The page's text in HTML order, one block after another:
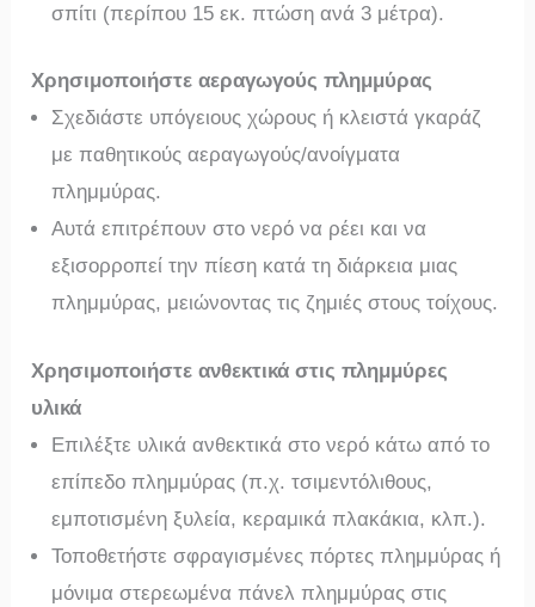
σπίτι (περίπου 15 εκ. πτώση ανά 3 μέτρα).
Χρησιμοποιήστε αεραγωγούς πλημμύρας
Σχεδιάστε υπόγειους χώρους ή κλειστά γκαράζ
με παθητικούς αεραγωγούς/ανοίγματα
πλημμύρας.
Αυτά επιτρέπουν στο νερό να ρέει και να
εξισορροπεί την πίεση κατά τη διάρκεια μιας
πλημμύρας, μειώνοντας τις ζημιές στους τοίχους.
Χρησιμοποιήστε ανθεκτικά στις πλημμύρες
υλικά
Επιλέξτε υλικά ανθεκτικά στο νερό κάτω από το
επίπεδο πλημμύρας (π.χ. τσιμεντόλιθους,
εμποτισμένη ξυλεία, κεραμικά πλακάκια, κλπ.).
Τοποθετήστε σφραγισμένες πόρτες πλημμύρας ή
μόνιμα στερεωμένα πάνελ πλημμύρας στις